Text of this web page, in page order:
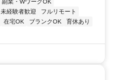
副業・WワークOK
未経験者歓迎
フルリモート
在宅OK ブランクOK
育休あり